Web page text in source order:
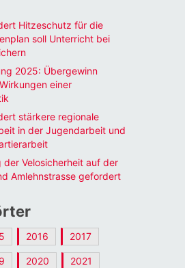
Hitzeschutz für die
soll Unterricht bei
2025: Übergewinn
einer
stärkere regionale
in der Jugendarbeit und
der Velosicherheit auf der
Amlehnstrasse gefordert
2016 2017
2020 2021